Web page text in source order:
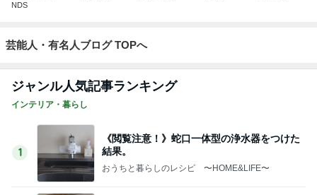
NDS
芸能人・有名人ブログ TOPへ
ジャンル人気記事ランキング
インテリア・暮らし
1
《閲覧注意！》蛇口一体型の浄水器をつけた
結果。
おうちと暮らしのレシピ 〜HOME&LIFE〜